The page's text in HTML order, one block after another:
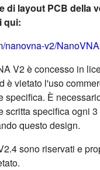
di layout PCB della
qui:
nanovna-v2/
V2 è concesso in
è vietato l'uso
specifica. È
scritta specifica ogni
questo design.
sono riservati e